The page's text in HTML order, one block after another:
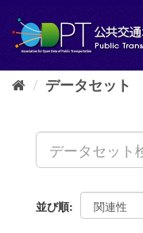
し
データセット
並び順